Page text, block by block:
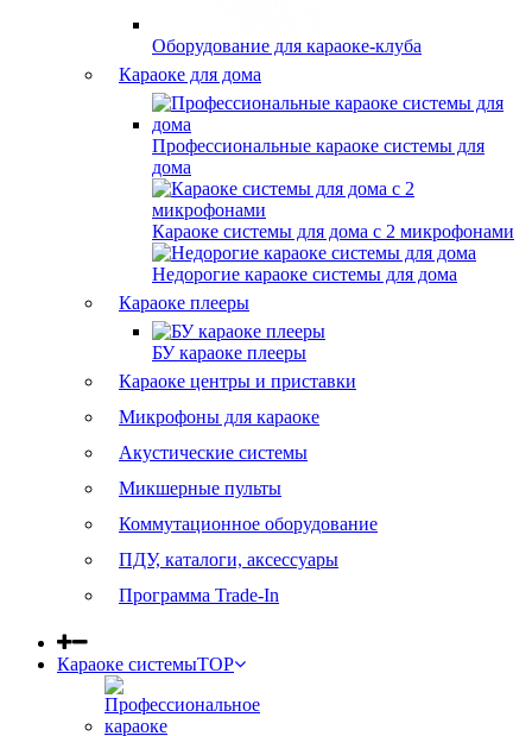
Оборудование для караоке-клуба
Караоке для дома
Профессиональные караоке системы для
дома
Караоке системы для дома с 2 микрофонами
Недорогие караоке системы для дома
Караоке плееры
БУ караоке плееры
Караоке центры и приставки
Микрофоны для караоке
Акустические системы
Микшерные пульты
Коммутационное оборудование
ПДУ, каталоги, аксессуары
Программа Trade-In
Караоке системыTOP